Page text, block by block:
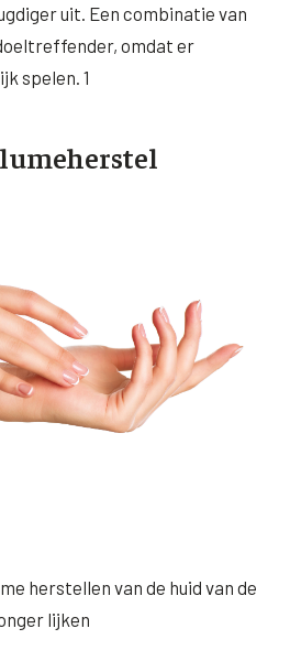
uit. Een combinatie van
omdat er
spelen. 1
herstellen van de huid van de
lijken